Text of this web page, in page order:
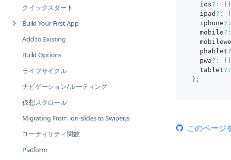
クイックスタート
Build Your First App
Add to Existing
Build Options
ライフサイクル
ナビゲーション/ルーティング
仮想スクロール
Migrating From ion-slides to Swiper.js
ユーティリティ関数
Platform
  ios
? : ( (
  ipad
? : (
  iphone
? :
  mobile
? :
  phablet
?
  pwa
? : ( (
  tablet
? :
} ;
このページ